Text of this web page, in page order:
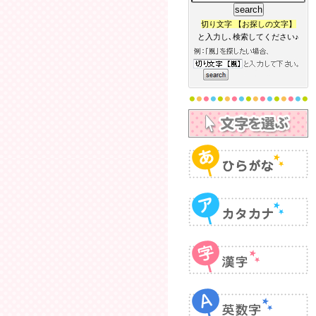
切り文字 【お探しの文字】
と入力し､検索してください♪